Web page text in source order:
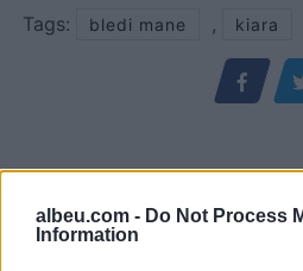
albeu.com - Do Not Process
Information
Tags:
bledi mane , kiara